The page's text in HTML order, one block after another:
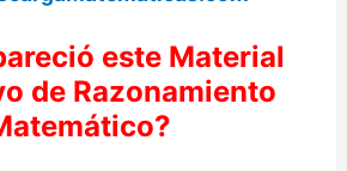
este Material
de Razonamiento
?